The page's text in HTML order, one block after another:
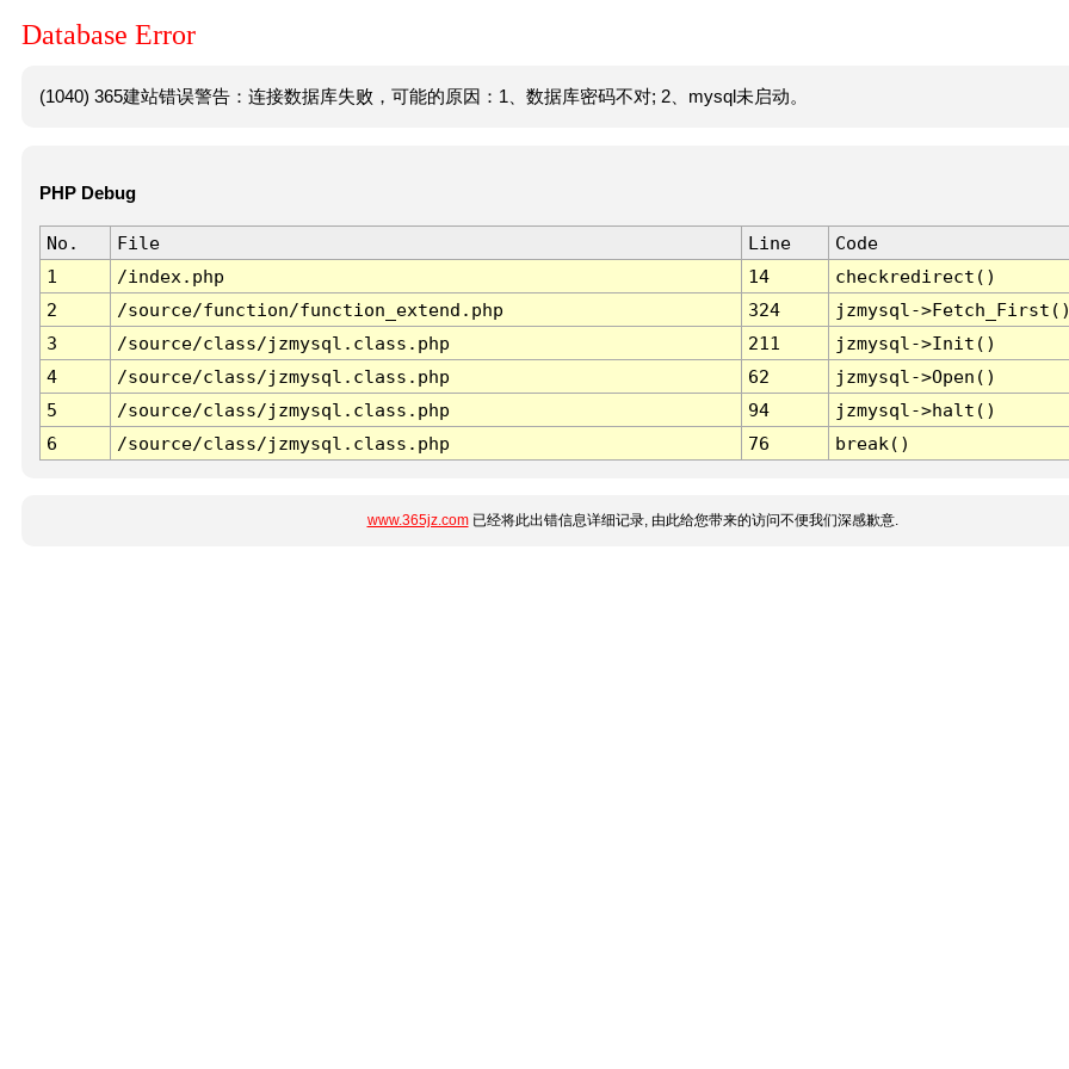
Database Error
(1040) 365建站错误警告：连接数据库失败，可能的原因：1、数据库密码不对; 2、mysql未启动。
PHP Debug
No. File Line
Code
1
/index.php 14
checkredirect()
2
/source/function/function_extend.php 324
jzmysql-
3
/source/class/jzmysql.class.php 211
jzmysql->Init()
4
/source/class/jzmysql.class.php 62
jzmysql->Open()
5
/source/class/jzmysql.class.php 94
jzmysql->halt()
6
/source/class/jzmysql.class.php 76 break()
www.365jz.com已经将此出错信息详细记录, 由此给您带来的访问不便我们深感歉意.